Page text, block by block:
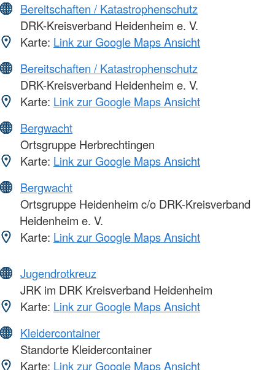
Bereitschaften / Katastrophenschutz
DRK-Kreisverband Heidenheim e. V.
Karte: Link zur Google Maps Ansicht
Bereitschaften / Katastrophenschutz
DRK-Kreisverband Heidenheim e. V.
Karte: Link zur Google Maps Ansicht
Bergwacht
Ortsgruppe Herbrechtingen
Karte: Link zur Google Maps Ansicht
Bergwacht
Ortsgruppe Heidenheim c/o DRK-Kreisverband
Heidenheim e. V.
Karte: Link zur Google Maps Ansicht
Jugendrotkreuz
JRK im DRK Kreisverband Heidenheim
Karte: Link zur Google Maps Ansicht
Kleidercontainer
Standorte Kleidercontainer
Karte: Link zur Google Maps Ansicht